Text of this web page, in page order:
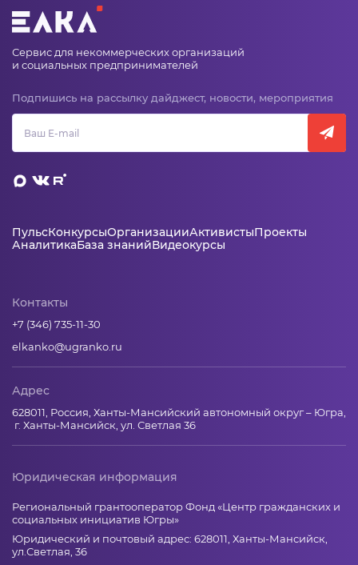
Сервис для некоммерческих организаций
и социальных предпринимателей
Подпишись на рассылку дайджест, новости, мероприятия
ПульсКонкурсыОрганизацииАктивистыПроекты
АналитикаБаза знанийВидеокурсы
Контакты
+7 (346) 735-11-30
elkanko@ugranko.ru
Адрес
628011, Россия, Ханты-Мансийский автономный округ – Югра,
г. Ханты-Мансийск, ул. Светлая 36
Юридическая информация
Региональный грантооператор Фонд «Центр гражданских и
социальных инициатив Югры»
Юридический и почтовый адрес: 628011, Ханты-Мансийск,
ул.Светлая, 36